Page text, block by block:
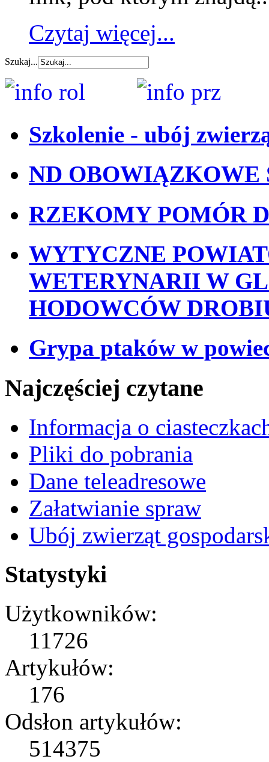
Czytaj więcej...
Szukaj...
Szkolenie - ubój
ND OBOWIĄZKOWE
RZEKOMY POMÓR
WYTYCZNE
WETERYNARII W
HODOWCÓW
Grypa ptaków w
Najczęściej czytane
Informacja o
Pliki do pobrania
Dane teleadresowe
Załatwianie spraw
Ubój zwierząt
Statystyki
Użytkowników:
11726
Artykułów:
176
Odsłon artykułów:
514375